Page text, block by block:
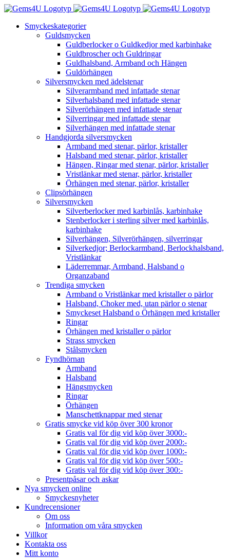
Fortsätt
innehålletSmyckeskategorier
Guldsmycken
Guldberlocker o Guldkedjor med karbinhake
Guldbroscher och Guldringar
Guldhalsband, Armband och Hängen
Guldörhängen
Silversmycken med ädelstenar
Silverarmband med infattade stenar
Silverhalsband med infattade stenar
Silverörhängen med infattade stenar
Silverringar med infattade stenar
Silverhängen med infattade stenar
Handgjorda silversmycken
Armband med stenar, pärlor, kristaller
Halsband med stenar, pärlor, kristaller
Hängen, Ringar med stenar, pärlor, kristaller
Vristlänkar med stenar, pärlor, kristaller
Örhängen med stenar, pärlor, kristaller
Clipsörhängen
Silversmycken
Silverberlocker med karbinlås, karbinhake
Stenberlocker i sterling silver med karbinlås,
karbinhake
Silverhängen, Silverörhängen, silverringar
Silverkedjor; Berlockarmband, Berlockhalsband,
Vristlänkar
Läderremmar, Armband, Halsband o
Organzaband
Trendiga smycken
Armband o Vristlänkar med kristaller o pärlor
Halsband, Choker med, utan pärlor o stenar
Smyckeset Halsband o Örhängen med kristaller
Ringar
Örhängen med kristaller o pärlor
Strass smycken
Stålsmycken
Fyndhörnan
Armband
Halsband
Hängsmycken
Ringar
Örhängen
Manschettknappar med stenar
Gratis smycke vid köp över 300 kronor
Gratis val för dig vid köp över 3000:-
Gratis val för dig vid köp över 2000:-
Gratis val för dig vid köp över 1000:-
Gratis val för dig vid köp över 500:-
Gratis val för dig vid köp över 300:-
Presentpåsar och askar
Nya smycken online
Smyckesnyheter
Kundrecensioner
Om oss
Information om våra smycken
Villkor
Kontakta oss
Mitt konto